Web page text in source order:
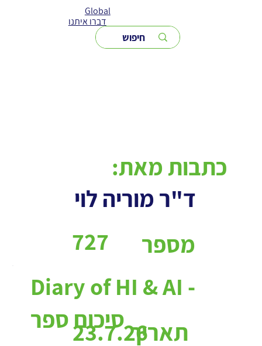
Global
דברו איתנו
ד"ר מוריה לוי
כתבות מאת:
מספר
כתבות:
727
Diary of HI & AI -
סיכום ספר
23.7.26תאריך